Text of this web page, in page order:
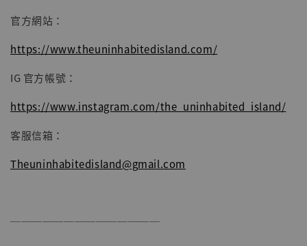
官方網站：
https://www.theuninhabitedisland.com/
IG 官方帳號：
https://www.instagram.com/the_uninhabited_island/
客服信箱：
Theuninhabitedisland@gmail.com
──────────────